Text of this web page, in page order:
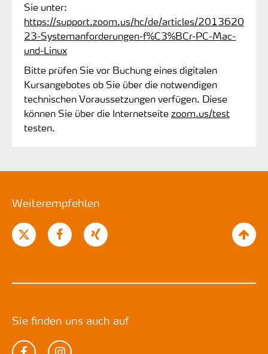
Sie unter:
https://support.zoom.us/hc/de/articles/2013620
23-Systemanforderungen-f%C3%BCr-PC-Mac-
und-Linux
Bitte prüfen Sie vor Buchung eines digitalen
Kursangebotes ob Sie über die notwendigen
technischen Voraussetzungen verfügen. Diese
können Sie über die Internetseitezoom.us/test
testen.
Weiterempfehlen
Sie finden uns auch auf